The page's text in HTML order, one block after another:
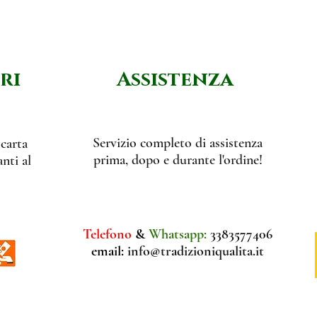
Assistenza
al
Servizio completo di assistenza
prima, dopo e durante l'ordine!
Telefono & Whatsapp: 3383577406
email: info@tradizioniqualita.it